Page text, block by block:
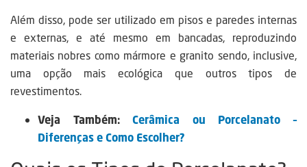
Além disso, pode ser utilizado em pisos e paredes internas
e externas, e até mesmo em bancadas, reproduzindo
materiais nobres como mármore e granito sendo, inclusive,
uma opção mais ecológica que outros tipos de
revestimentos.
Veja Também:Cerâmica ou Porcelanato –
Diferenças e Como Escolher?